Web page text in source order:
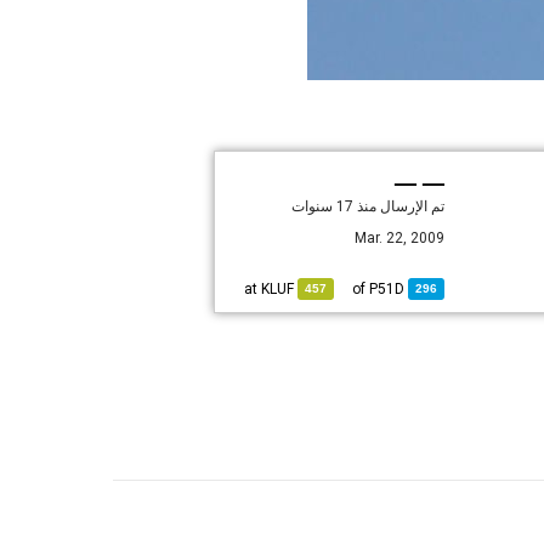
— —
تم الإرسال منذ 17 سنوات
Mar. 22, 2009
296
P51D
457
at
KLUF